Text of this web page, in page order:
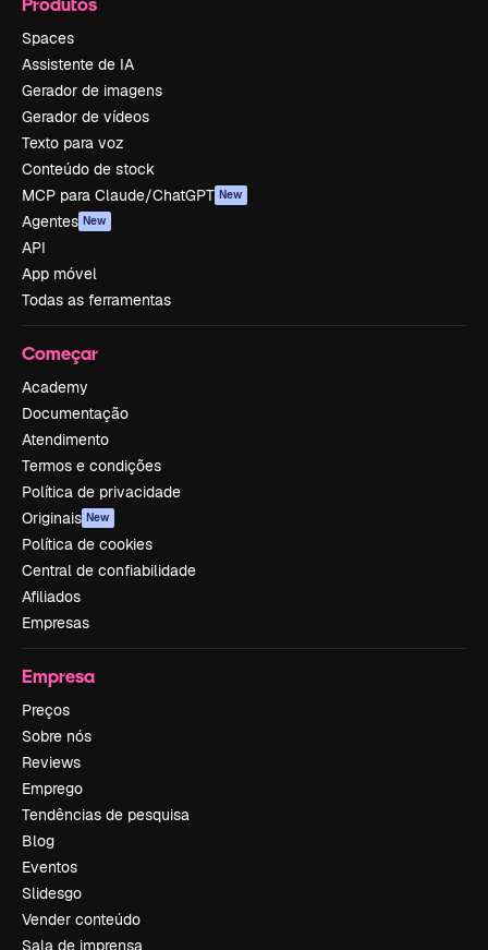
Spaces
Assistente de IA
Gerador de imagens
Gerador de vídeos
Texto para voz
Conteúdo de stock
MCP para Claude/ChatGPT New
Agentes New
API
App móvel
Todas as ferramentas
Começar
Academy
Documentação
Atendimento
Termos e condições
Política de privacidade
Originais New
Política de cookies
Central de confiabilidade
Afiliados
Empresas
Empresa
Preços
Sobre nós
Reviews
Emprego
Tendências de pesquisa
Blog
Eventos
Slidesgo
Vender conteúdo
Sala de imprensa